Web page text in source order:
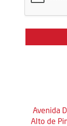
Avenida
Alto de